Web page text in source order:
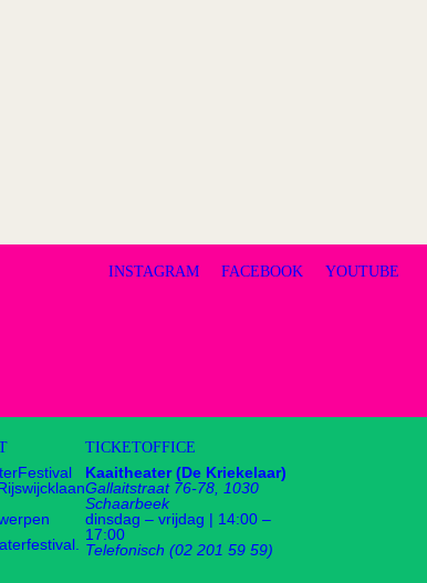
INSTAGRAM FACEBOOK YOUTUBE
TICKETOFFICE
Kaaitheater (De Kriekelaar)
Gallaitstraat 76-78, 1030
Schaarbeek
dinsdag – vrijdag | 14:00 –
17:00
Telefonisch (02 201 59 59)